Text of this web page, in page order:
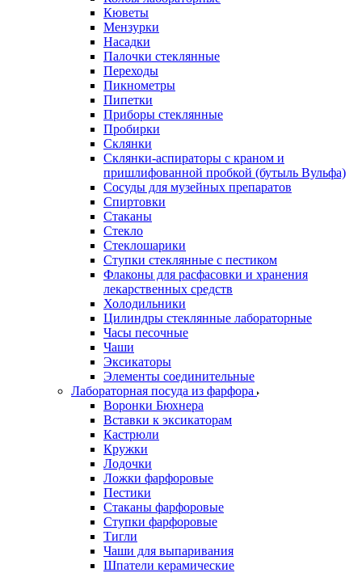
Кюветы
Мензурки
Насадки
Палочки стеклянные
Переходы
Пикнометры
Пипетки
Приборы стеклянные
Пробирки
Склянки
Склянки-аспираторы с краном и
пришлифованной пробкой (бутыль Вульфа)
Сосуды для музейных препаратов
Спиртовки
Стаканы
Стекло
Стеклошарики
Ступки стеклянные с пестиком
Флаконы для расфасовки и хранения
лекарственных средств
Холодильники
Цилиндры стеклянные лабораторные
Часы песочные
Чаши
Эксикаторы
Элементы соединительные
Лабораторная посуда из фарфора
Воронки Бюхнера
Вставки к эксикаторам
Кастрюли
Кружки
Лодочки
Ложки фарфоровые
Пестики
Стаканы фарфоровые
Ступки фарфоровые
Тигли
Чаши для выпаривания
Шпатели керамические